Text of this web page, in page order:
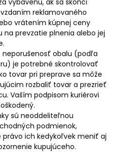
vybavenú, ak sa skončí
reklamovaného
vrátením kúpnej ceny
na prevzatie plnenia alebo jej
neporušenosť obalu (podľa
je potrebné skontrolovať
tovar pri preprave sa môže
rozbaliť tovar a prezrieť
Vaším podpisom kuriérovi
sú neoddeliteľnou
podmienok,
právo ich kedykoľvek meniť aj
kupujúceho.